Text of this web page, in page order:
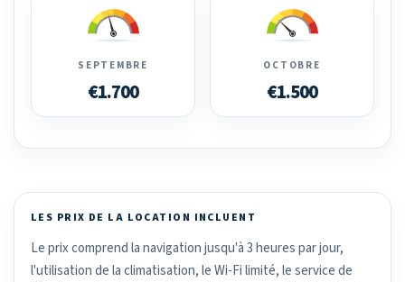
SEPTEMBRE
€1.700
OCTOBRE
€1.500
LES PRIX DE LA LOCATION INCLUENT
Le prix comprend la navigation jusqu'à 3 heures par jour,
l'utilisation de la climatisation, le Wi-Fi limité, le service de